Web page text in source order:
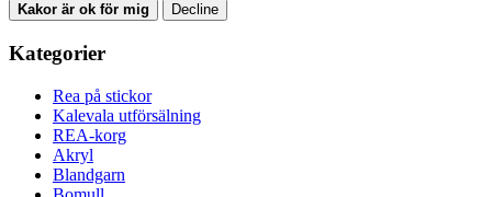
Kakor är ok för mig Decline
Kategorier
Rea på stickor
Kalevala utförsälning
REA-korg
Akryl
Blandgarn